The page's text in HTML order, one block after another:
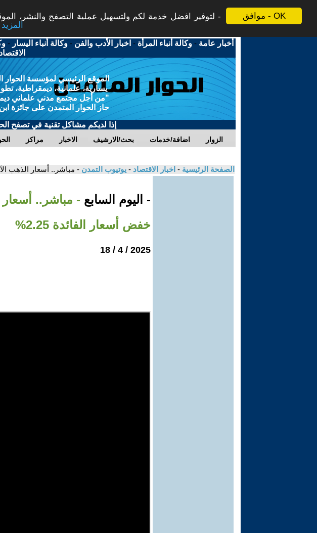
موافق - OK
لتوفير افضل خدمة لكم ولتسهيل عملية التصفح والنشر،
More info - المزيد
أخبار عامة -وكالة أنباء المرأة - اخبار الأدب والفن -وكالة أنباء اليسار -
الاقتصاد
الموقع الرئيسي لمؤسسة الحوار
يسارية، علمانية، ديمقراطية،
"من أجل مجتمع مدني علماني
حاز الحوار المتمدن على جائزة
إذا لديكم مشاكل تقنية في تصفح
مراكز الاخبار بحث/الارشيف اضافة/خدمات الزوار
الصفحة الرئيسية - اخبار الاقتصاد - يوتيوب التمدن - مباشر.. أسعار الذهب الآن
- اليوم السابع - مباشر.. أسعار
خفض أسعار الفائدة 2.25%
2025 / 4 / 18